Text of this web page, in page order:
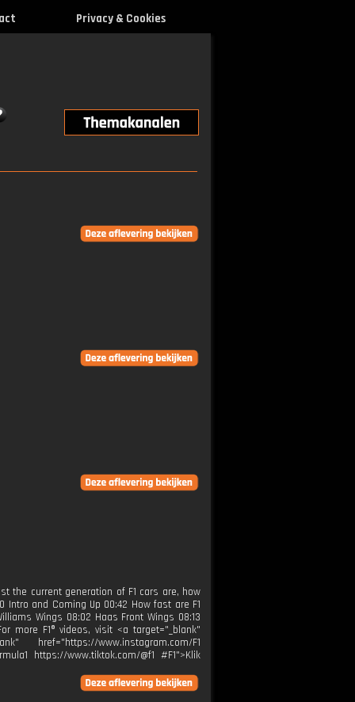
Privacy & Cookies
the current generation of F1 cars are, how
and Coming Up 00:42 How fast are F1
Wings 08:02 Haas Front Wings 08:13
more F1® videos, visit <a target="_blank"
href="https://www.instagram.com/F1
https://www.tiktok.com/@f1 #F1">Klik